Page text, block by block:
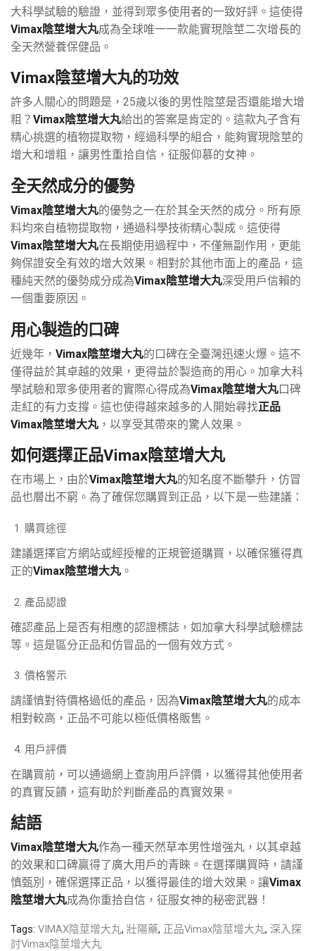
大科學試驗的驗證，並得到眾多使用者的一致好評。這使得
Vimax陰莖增大丸成為全球唯一一款能實現陰莖二次增長的
全天然營養保健品。
Vimax陰莖增大丸的功效
許多人關心的問題是，25歲以後的男性陰莖是否還能增大增
粗？ Vimax陰莖增大丸給出的答案是肯定的。這款丸子含有
精心挑選的植物提取物，經過科學的組合，能夠實現陰莖的
增大和增粗，讓男性重拾自信，征服仰慕的女神。
全天然成分的優勢
Vimax陰莖增大丸的優勢之一在於其全天然的成分。所有原
料均來自植物提取物，通過科學技術精心製成。這使得
Vimax陰莖增大丸在長期使用過程中，不僅無副作用，更能
夠保證安全有效的增大效果。相對於其他市面上的產品，這
種純天然的優勢成分成為Vimax陰莖增大丸深受用戶信賴的
一個重要原因。
用心製造的口碑
近幾年， Vimax陰莖增大丸的口碑在全臺灣迅速火爆。這不
僅得益於其卓越的效果，更得益於製造商的用心。加拿大科
學試驗和眾多使用者的實際心得成為Vimax陰莖增大丸口碑
走紅的有力支撐。這也使得越來越多的人開始尋找正品
Vimax陰莖增大丸 ，以享受其帶來的驚人效果。
如何選擇正品Vimax陰莖增大丸
在市場上，由於Vimax陰莖增大丸的知名度不斷攀升，仿冒
品也層出不窮。為了確保您購買到正品，以下是一些建議：
購買途徑
建議選擇官方網站或經授權的正規管道購買，以確保獲得真
正的Vimax陰莖增大丸 。
產品認證
確認產品上是否有相應的認證標誌，如加拿大科學試驗標誌
等。這是區分正品和仿冒品的一個有效方式。
價格警示
請謹慎對待價格過低的產品，因為Vimax陰莖增大丸的成本
相對較高，正品不可能以極低價格販售。
用戶評價
在購買前，可以通過網上查詢用戶評價，以獲得其他使用者
的真實反饋，這有助於判斷產品的真實效果。
結語
Vimax陰莖增大丸作為一種天然草本男性增強丸，以其卓越
的效果和口碑贏得了廣大用戶的青睞。在選擇購買時，請謹
慎甄別，確保選擇正品，以獲得最佳的增大效果。讓Vimax
陰莖增大丸成為你重拾自信，征服女神的秘密武器！
Tags: VIMAX陰莖增大丸, 壯陽藥, 正品Vimax陰莖增大丸, 深入探
討Vimax陰莖增大丸